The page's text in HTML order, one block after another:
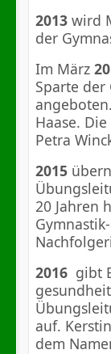
2013wird
der
Im März
Sparte der
Haase.
Petra
2015
20 Jahren
2016 gibt
auf.
dem